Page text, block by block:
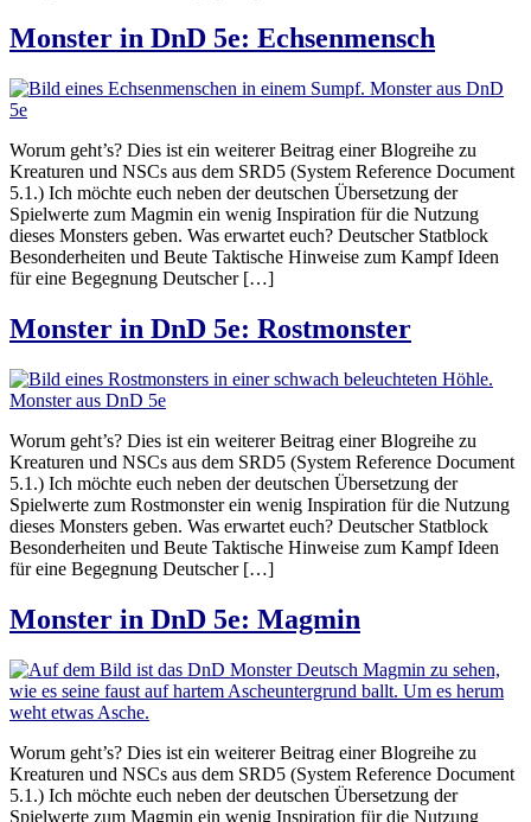
Monster in DnD 5e: Echsenmensch
Worum geht’s? Dies ist ein weiterer Beitrag einer Blogreihe zu
Kreaturen und NSCs aus dem SRD5 (System Reference Document
5.1.) Ich möchte euch neben der deutschen Übersetzung der
Spielwerte zum Magmin ein wenig Inspiration für die Nutzung
dieses Monsters geben. Was erwartet euch? Deutscher Statblock
Besonderheiten und Beute Taktische Hinweise zum Kampf Ideen
für eine Begegnung Deutscher […]
Monster in DnD 5e: Rostmonster
Worum geht’s? Dies ist ein weiterer Beitrag einer Blogreihe zu
Kreaturen und NSCs aus dem SRD5 (System Reference Document
5.1.) Ich möchte euch neben der deutschen Übersetzung der
Spielwerte zum Rostmonster ein wenig Inspiration für die Nutzung
dieses Monsters geben. Was erwartet euch? Deutscher Statblock
Besonderheiten und Beute Taktische Hinweise zum Kampf Ideen
für eine Begegnung Deutscher […]
Monster in DnD 5e: Magmin
Worum geht’s? Dies ist ein weiterer Beitrag einer Blogreihe zu
Kreaturen und NSCs aus dem SRD5 (System Reference Document
5.1.) Ich möchte euch neben der deutschen Übersetzung der
Spielwerte zum Magmin ein wenig Inspiration für die Nutzung